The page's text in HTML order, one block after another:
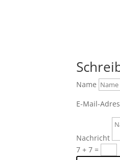
Name
E-Mail-
Nachricht
7 + 7=